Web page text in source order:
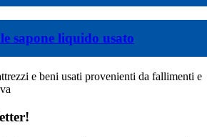
sapone liquido usato
e beni usati provenienti da fallimenti e